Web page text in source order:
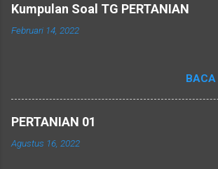
Kumpulan Soal TG PERTANIAN
Februari 14, 2022
BACA
PERTANIAN 01
Agustus 16, 2022